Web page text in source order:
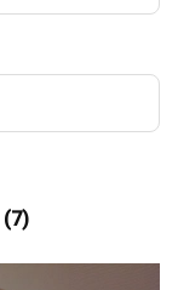
(7)